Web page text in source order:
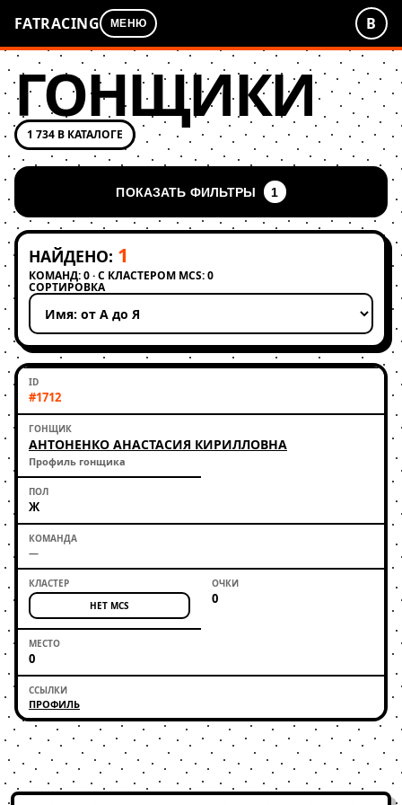
FATRACING МЕНЮ В
ГОНЩИКИ
1 734 В КАТАЛОГЕ
ПОКАЗАТЬ ФИЛЬТРЫ 1
НАЙДЕНО: 1
КОМАНД: 0 · С КЛАСТЕРОМ MCS: 0
СОРТИРОВКА
Применить сортировку
#1712
АНТОНЕНКО АНАСТАСИЯ КИРИЛЛОВНА
Профиль гонщика
Ж
—
НЕТ MCS 0
0
ПРОФИЛЬ